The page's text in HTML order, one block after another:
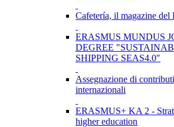
Cafetería, il magazine del
ERASMUS MUNDUS
DEGREE
SHIPPING SEAS4.0"
Assegnazione di
internazionali
ERASMUS+ KA 2 -
higher education